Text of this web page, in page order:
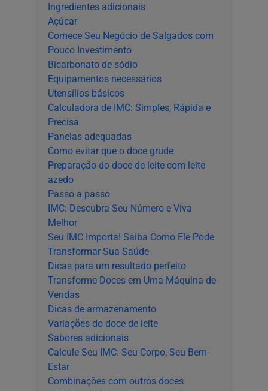
Ingredientes adicionais
Açúcar
Comece Seu Negócio de Salgados com
Pouco Investimento
Bicarbonato de sódio
Equipamentos necessários
Utensílios básicos
Calculadora de IMC: Simples, Rápida e
Precisa
Panelas adequadas
Como evitar que o doce grude
Preparação do doce de leite com leite
azedo
Passo a passo
IMC: Descubra Seu Número e Viva
Melhor
Seu IMC Importa! Saiba Como Ele Pode
Transformar Sua Saúde
Dicas para um resultado perfeito
Transforme Doces em Uma Máquina de
Vendas
Dicas de armazenamento
Variações do doce de leite
Sabores adicionais
Calcule Seu IMC: Seu Corpo, Seu Bem-
Estar
Combinações com outros doces